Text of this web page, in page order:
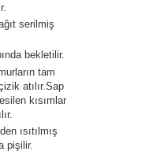
serilmiş
bekletilir.
tam
atılır.Sap
kısımlar
ısıtılmış
pişilir.